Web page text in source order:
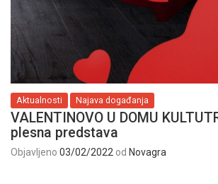
Aktualnosti Najava događanja
VALENTINOVO U DOMU
plesna predstava
Objavljeno 03/02/2022 od Novagra